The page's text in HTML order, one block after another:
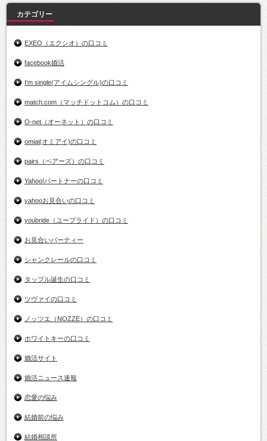
カテゴリー
EXEO（エクシオ）の口コミ
facebook婚活
I’m single(アイムシングル)の口コミ
match.com（マッチドットコム）の口コミ
O-net（オーネット）の口コミ
omiai(オミアイ)の口コミ
pairs（ペアーズ）の口コミ
Yahoo!パートナーの口コミ
yahooお見合いの口コミ
youbride（ユーブライド）の口コミ
お見合いパーティー
シャンクレールの口コミ
タップル誕生の口コミ
ツヴァイの口コミ
ノッツエ（NOZZE）の口コミ
ホワイトキーの口コミ
婚活サイト
婚活ニュース速報
恋愛の悩み
結婚前の悩み
結婚相談所